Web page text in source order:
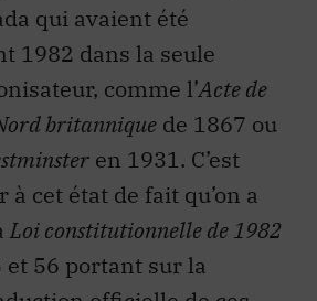
qui avaient été
1982 dans la seule
comme l’Acte de
britannique de 1867 ou
en 1931. C’est
cet état de fait qu’on a
Loi constitutionnelle de 1982
et 56 portant sur la